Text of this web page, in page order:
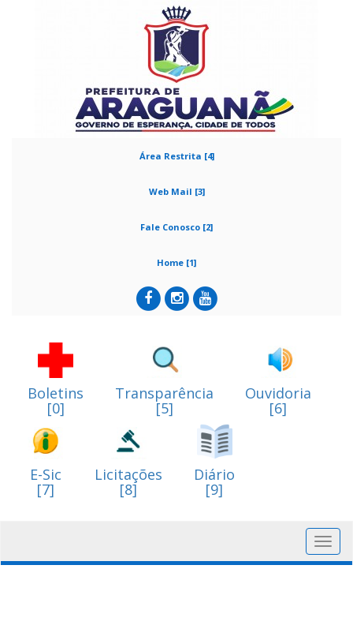
Área Restrita [4]
Web Mail [3]
Fale Conosco [2]
Home [1]
Boletins
[0]
Transparência
[5]
Ouvidoria
[6]
E-Sic
[7]
Licitações
[8]
Diário
[9]